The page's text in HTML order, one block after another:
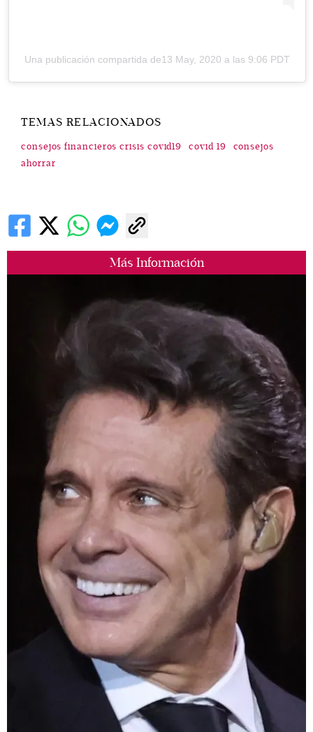
Más Información
Una publicación compartida de13 May, 2020 a las 9:06 PDT
TEMAS RELACIONADOS
consejos financieros crisis covid19 covid 19
consejos
ahorrar